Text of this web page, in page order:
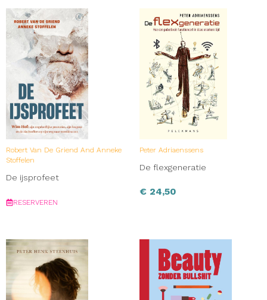
Robert Van De Griend And Anneke
Stoffelen
De ijsprofeet
RESERVEREN
Peter Adriaenssens
De flexgeneratie
€ 24,50